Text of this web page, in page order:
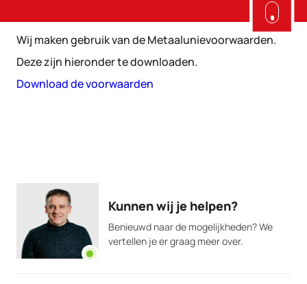
Wij maken gebruik van de Metaalunievoorwaarden.
Deze zijn hieronder te downloaden.
Download de voorwaarden
Kunnen wij je helpen?
Benieuwd naar de mogelijkheden? We
vertellen je er graag meer over.